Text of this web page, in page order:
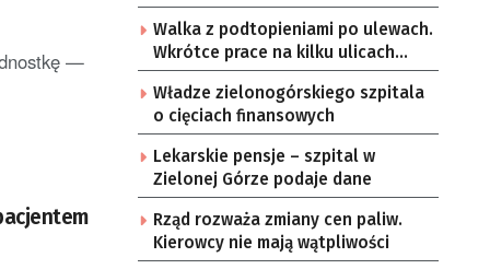
—
Zielonej Góry
Walka z podtopieniami po ulewach.
Wkrótce prace na kilku ulicach
Gorzowa
Władze zielonogórskiego szpitala
o cięciach finansowych
Lekarskie pensje – szpital w
Zielonej Górze podaje dane
Rząd rozważa zmiany cen paliw.
Kierowcy nie mają wątpliwości